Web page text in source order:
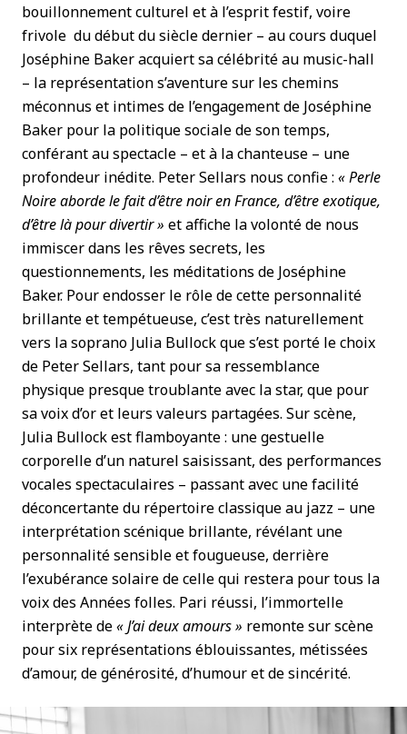
bouillonnement culturel et à l’esprit festif, voire
frivole du début du siècle dernier – au cours duquel
Joséphine Baker acquiert sa célébrité au music-hall
– la représentation s’aventure sur les chemins
méconnus et intimes de l’engagement de Joséphine
Baker pour la politique sociale de son temps,
conférant au spectacle – et à la chanteuse – une
profondeur inédite. Peter Sellars nous confie : « Perle
Noire aborde le fait d’être noir en France, d’être exotique,
d’être là pour divertir » et affiche la volonté de nous
immiscer dans les rêves secrets, les
questionnements, les méditations de Joséphine
Baker. Pour endosser le rôle de cette personnalité
brillante et tempétueuse, c’est très naturellement
vers la soprano Julia Bullock que s’est porté le choix
de Peter Sellars, tant pour sa ressemblance
physique presque troublante avec la star, que pour
sa voix d’or et leurs valeurs partagées. Sur scène,
Julia Bullock est flamboyante : une gestuelle
corporelle d’un naturel saisissant, des performances
vocales spectaculaires – passant avec une facilité
déconcertante du répertoire classique au jazz – une
interprétation scénique brillante, révélant une
personnalité sensible et fougueuse, derrière
l’exubérance solaire de celle qui restera pour tous la
voix des Années folles. Pari réussi, l’immortelle
interprète de« J’ai deux amours » remonte sur scène
pour six représentations éblouissantes, métissées
d’amour, de générosité, d’humour et de sincérité.